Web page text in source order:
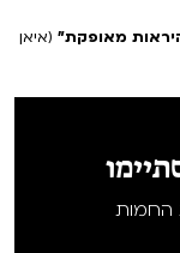
מאופקת" (איאן
החמות